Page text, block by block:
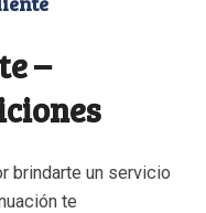
–
brindarte un servicio
te